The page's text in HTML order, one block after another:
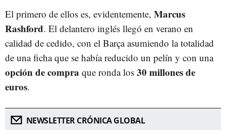
El primero de ellos es, evidentemente, Marcus
Rashford. El delantero inglés llegó en verano en
calidad de cedido, con el Barça asumiendo la totalidad
de una ficha que se había reducido un pelín y con una
opción de compra que ronda los 30 millones de
euros.
NEWSLETTER CRÓNICA GLOBAL